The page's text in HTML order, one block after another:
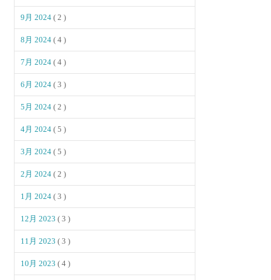
9月 2024( 2 )
8月 2024( 4 )
7月 2024( 4 )
6月 2024( 3 )
5月 2024( 2 )
4月 2024( 5 )
3月 2024( 5 )
2月 2024( 2 )
1月 2024( 3 )
12月 2023( 3 )
11月 2023( 3 )
10月 2023( 4 )